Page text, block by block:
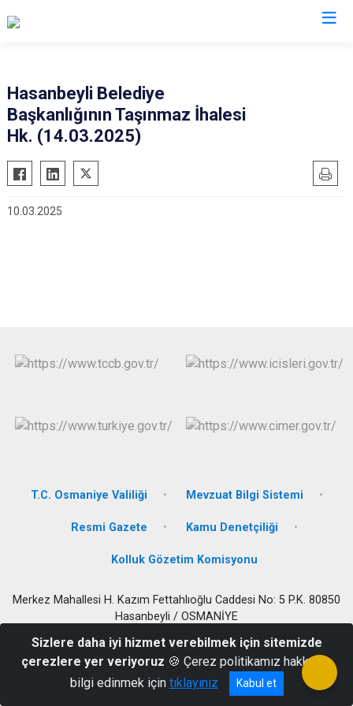
Bahçe
Hasanbeyli
Hasanbeyli Belediye
Başkanlığının Taşınmaz İhalesi
Hk. (14.03.2025)
10.03.2025
T.C. Osmaniye Valiliği Mevzuat Bilgi Sistemi
Resmi Gazete Kamu Denetçiliği
Kolluk Gözetim Komisyonu
Merkez Mahallesi H. Kazım Fettahlıoğlu Caddesi No: 5 P.K. 80850
Hasanbeyli / OSMANİYE
0 328 664 83 33 - 664 85 23
Sizlere daha iyi hizmet verebilmek için sitemizde
çerezlere yer veriyoruz 🍪 Çerez politikamız hakkında
bilgi edinmek için tıklayınız Kabul et